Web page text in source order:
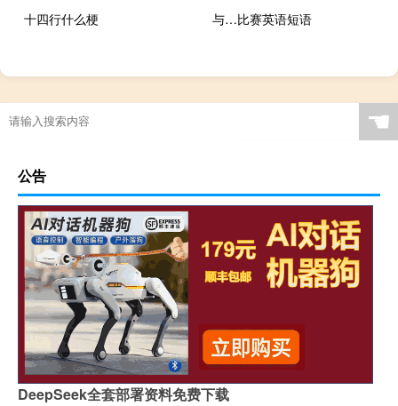
十四行什么梗
与…比赛英语短语
☚
公告
DeepSeek全套部署资料免费下载